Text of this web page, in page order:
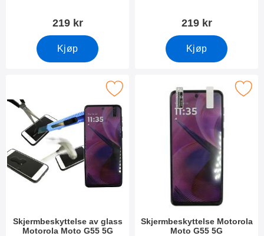
219 kr
Kjøp
219 kr
Kjøp
Skjermbeskyttelse av glass
Motorola Moto G55 5G
av glass Motorola Moto G55 5G som favoritt
Skjermbeskyttelse Motorola
Moto G55 5G
Merk skjermbeskyttelse Motorola